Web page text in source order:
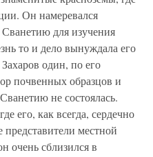
Он намеревался
для изучения
то и дело вынуждала его
Захаров один, по его
почвенных образцов и
не состоялась.
его, как всегда, сердечно
местной
очень сблизился в